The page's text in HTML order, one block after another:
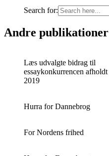
Search for:
Andre publikationer
Læs udvalgte bidrag til
essaykonkurrencen afholdt
2019
Hurra for Dannebrog
For Nordens frihed